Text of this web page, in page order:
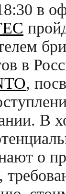
в
в
,
В
о